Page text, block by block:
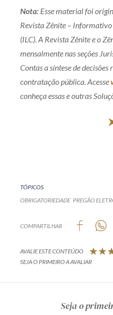
Nota: Esse material foi
Revista Zênite –
(ILC). A Revista Zênite e o
mensalmente nas seções
Contas a síntese de
contratação pública. Acesse
conheça essas e outras
TÓPICOS
OBRIGATORIEDADE PREGÃO
COMPARTILHAR
AVALIE ESTE CONTEÚDO
SEJA O PRIMEIRO A AVALIAR
Seja o